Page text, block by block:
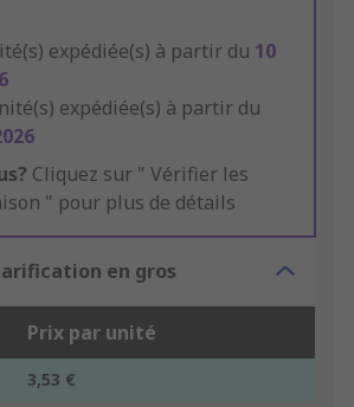
expédiée(s) à partir du 10
expédiée(s) à partir du
Cliquez sur " Vérifier les
" pour plus de détails
en gros
Prix par unité
3,53 €